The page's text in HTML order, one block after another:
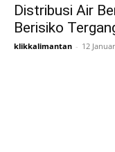
Distribusi Air
Berisiko
klikkalimantan - 12